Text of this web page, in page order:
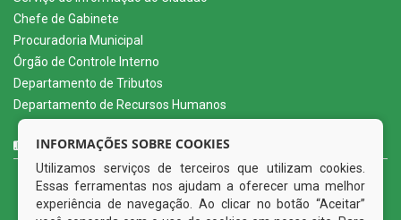
Chefe de Gabinete
Procuradoria Municipal
Órgão de Controle Interno
Departamento de Tributos
Departamento de Recursos Humanos
CURTA NOSSA FAN PAGE
INFORMAÇÕES SOBRE COOKIES
Utilizamos serviços de terceiros que utilizam cookies.
Essas ferramentas nos ajudam a oferecer uma melhor
experiência de navegação. Ao clicar no botão “Aceitar”